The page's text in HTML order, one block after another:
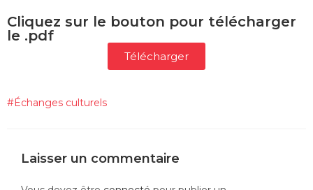
Cliquez sur le bouton pour télécharger
le .pdf
Télécharger
#Échanges culturels
Laisser un commentaire